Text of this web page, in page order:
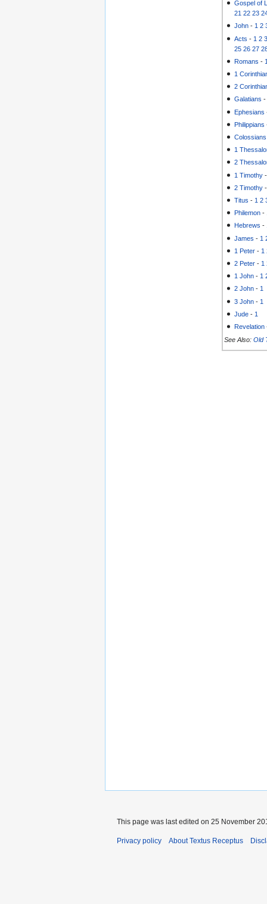
Gospel of
21 22 23
John -1 2
Acts - 1 2
25 26 27
Romans -
1
2
Galatians
Ephesians
Philippians
Colossians
1
2
1 Timothy
2 Timothy
Titus - 1 2
Philemon -
Hebrews -
James - 1
1 Peter - 1
2 Peter - 1
1 John - 1
2 John -1
3 John - 1
Jude - 1
Revelation
See Also: Old
This page was last edited on 25 November
Privacy policy About Textus Receptus